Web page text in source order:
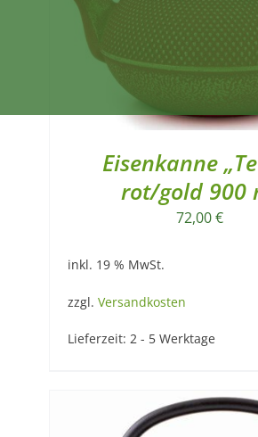
Eisenkanne
rot/gold 900
72,00€
inkl. 19 % MwSt.
zzgl. Versandkosten
Lieferzeit: 2 - 5 Werktage